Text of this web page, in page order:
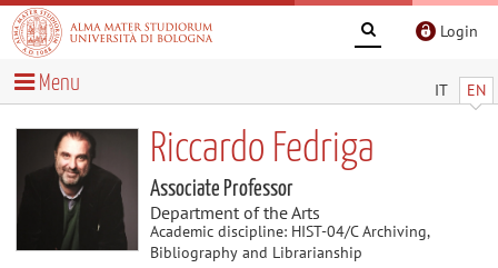
Login
IT EN
Menu
Riccardo Fedriga
Associate Professor
Department of the Arts
Academic discipline: HIST-04/C Archiving,
Bibliography and Librarianship